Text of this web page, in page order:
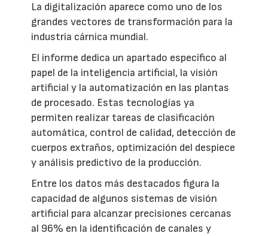
La digitalización aparece como uno de los
grandes vectores de transformación para la
industria cárnica mundial.
El informe dedica un apartado específico al
papel de la inteligencia artificial, la visión
artificial y la automatización en las plantas
de procesado. Estas tecnologías ya
permiten realizar tareas de clasificación
automática, control de calidad, detección de
cuerpos extraños, optimización del despiece
y análisis predictivo de la producción.
Entre los datos más destacados figura la
capacidad de algunos sistemas de visión
artificial para alcanzar precisiones cercanas
al 96% en la identificación de canales y